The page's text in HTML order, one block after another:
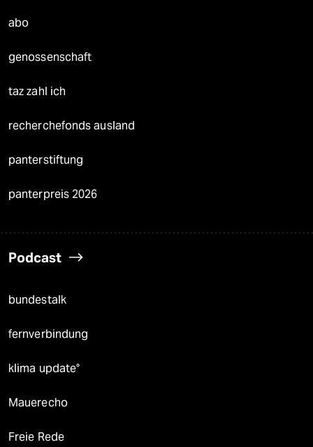
abo
genossenschaft
taz zahl ich
recherchefonds ausland
panterstiftung
panterpreis 2026
Podcast
bundestalk
fernverbindung
klima update°
Mauerecho
Freie Rede